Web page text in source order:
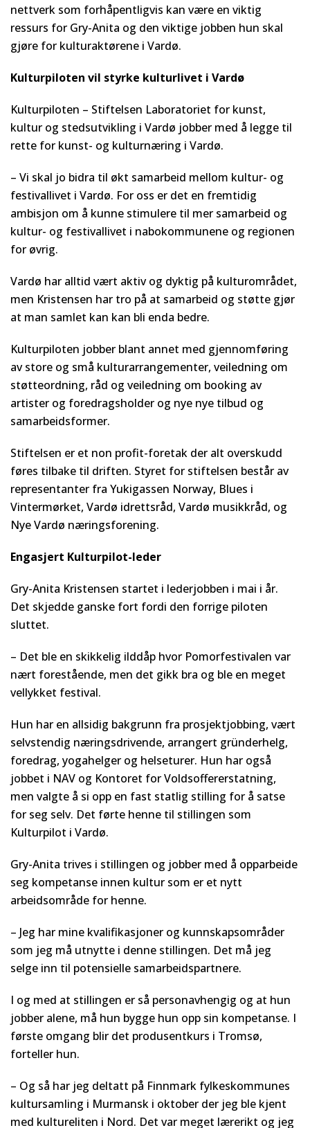
nettverk som forhåpentligvis kan være en viktig
ressurs for Gry-Anita og den viktige jobben hun skal
gjøre for kulturaktørene i Vardø.
Kulturpiloten vil styrke kulturlivet i Vardø
Kulturpiloten – Stiftelsen Laboratoriet for kunst,
kultur og stedsutvikling i Vardø jobber med å legge til
rette for kunst- og kulturnæring i Vardø.
– Vi skal jo bidra til økt samarbeid mellom kultur- og
festivallivet i Vardø. For oss er det en fremtidig
ambisjon om å kunne stimulere til mer samarbeid og
kultur- og festivallivet i nabokommunene og regionen
for øvrig.
Vardø har alltid vært aktiv og dyktig på kulturområdet,
men Kristensen har tro på at samarbeid og støtte gjør
at man samlet kan kan bli enda bedre.
Kulturpiloten jobber blant annet med gjennomføring
av store og små kulturarrangementer, veiledning om
støtteordning, råd og veiledning om booking av
artister og foredragsholder og nye nye tilbud og
samarbeidsformer.
Stiftelsen er et non profit-foretak der alt overskudd
føres tilbake til driften. Styret for stiftelsen består av
representanter fra Yukigassen Norway, Blues i
Vintermørket, Vardø idrettsråd, Vardø musikkråd, og
Nye Vardø næringsforening.
Engasjert Kulturpilot-leder
Gry-Anita Kristensen startet i lederjobben i mai i år.
Det skjedde ganske fort fordi den forrige piloten
sluttet.
– Det ble en skikkelig ilddåp hvor Pomorfestivalen var
nært forestående, men det gikk bra og ble en meget
vellykket festival.
Hun har en allsidig bakgrunn fra prosjektjobbing, vært
selvstendig næringsdrivende, arrangert gründerhelg,
foredrag, yogahelger og helseturer. Hun har også
jobbet i NAV og Kontoret for Voldsoffererstatning,
men valgte å si opp en fast statlig stilling for å satse
for seg selv. Det førte henne til stillingen som
Kulturpilot i Vardø.
Gry-Anita trives i stillingen og jobber med å opparbeide
seg kompetanse innen kultur som er et nytt
arbeidsområde for henne.
– Jeg har mine kvalifikasjoner og kunnskapsområder
som jeg må utnytte i denne stillingen. Det må jeg
selge inn til potensielle samarbeidspartnere.
I og med at stillingen er så personavhengig og at hun
jobber alene, må hun bygge hun opp sin kompetanse. I
første omgang blir det produsentkurs i Tromsø,
forteller hun.
– Og så har jeg deltatt på Finnmark fylkeskommunes
kultursamling i Murmansk i oktober der jeg ble kjent
med kultureliten i Nord. Det var meget lærerikt og jeg